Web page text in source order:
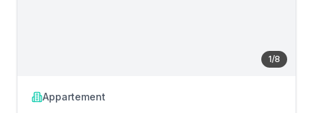
1/8
Appartement